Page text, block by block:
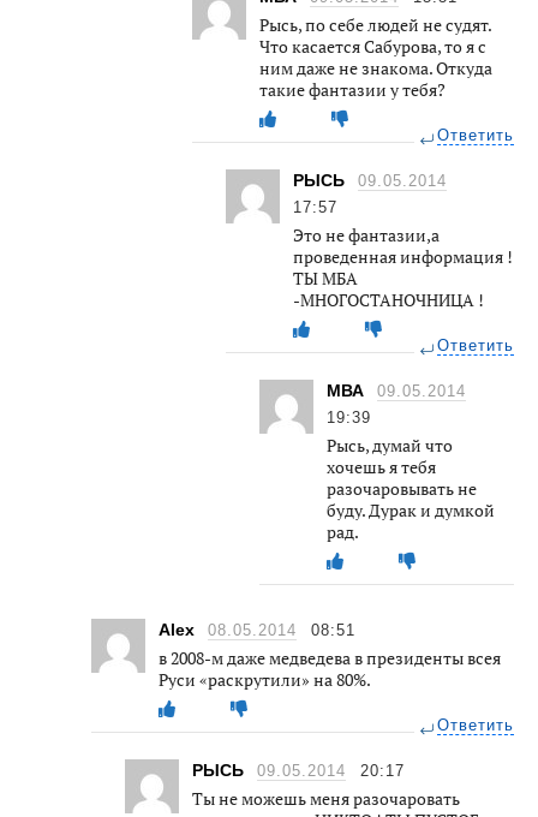
Рысь, по себе людей не судят.
Что касается Сабурова, то я с
ним даже не знакома. Откуда
такие фантазии у тебя?
Ответить
РЫСЬ
09.05.2014
17:57
Это не фантазии,а
проведенная информация !
ТЫ МБА
-МНОГОСТАНОЧНИЦА !
Ответить
МВА
09.05.2014
19:39
Рысь, думай что
хочешь я тебя
разочаровывать не
буду. Дурак и думкой
рад.
Alex 08.05.2014 08:51
в 2008-м даже медведева в президенты всея
Руси «раскрутили» на 80%.
Ответить
РЫСЬ 09.05.2014 20:17
Ты не можешь меня разочаровать